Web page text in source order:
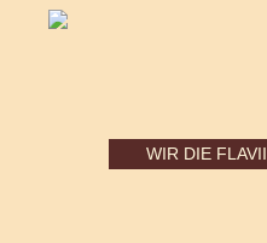
WIR DIE FLAVII